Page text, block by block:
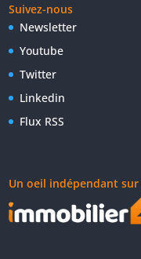
Suivez-nous
Newsletter
Youtube
Twitter
Linkedin
Flux RSS
Un oeil indépendant